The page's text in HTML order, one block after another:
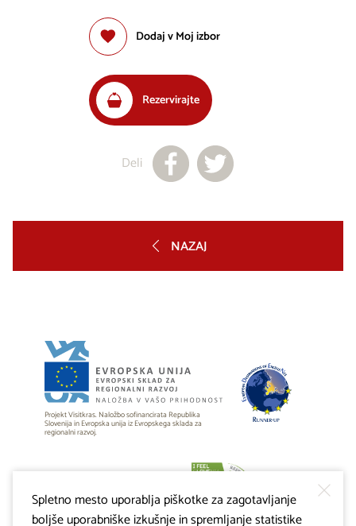
Dodaj v Moj izbor
Rezervirajte
Deli
NAZAJ
Projekt Visitkras. Naložbo sofinancirata Republika
Slovenija in Evropska unija iz Evropskega sklada za
regionalni razvoj.
Spletno mesto uporablja piškotke za zagotavljanje
boljše uporabniške izkušnje in spremljanje statistike